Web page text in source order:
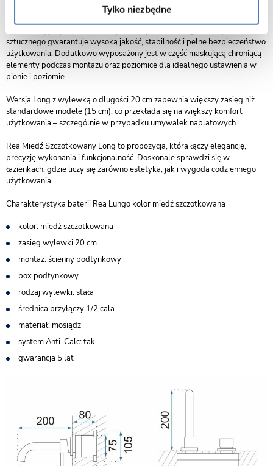
Tylko niezbędne
Model przeznaczony jest do montażu ściennego i został wyposażony w
sztucznego gwarantuje wysoką jakość, stabilność i pełne bezpieczeństwo
użytkowania. Dodatkowo wyposażony jest w część maskującą chroniącą
elementy podczas montażu oraz poziomicę dla idealnego ustawienia w
pionie i poziomie.
Wersja Long z wylewką o długości 20 cm zapewnia większy zasięg niż
standardowe modele (15 cm), co przekłada się na większy komfort
użytkowania – szczególnie w przypadku umywalek nablatowych.
Rea Miedź Szczotkowany Long to propozycja, która łączy elegancję,
precyzję wykonania i funkcjonalność. Doskonale sprawdzi się w
łazienkach, gdzie liczy się zarówno estetyka, jak i wygoda codziennego
użytkowania.
Charakterystyka baterii Rea Lungo kolor miedź szczotkowana
kolor: miedż szczotkowana
zasięg wylewki 20 cm
montaż: ścienny podtynkowy
box podtynkowy
rodzaj wylewki: stała
średnica przyłączy 1/2 cala
materiał: mosiądz
system Anti-Calc: tak
gwarancja 5 lat